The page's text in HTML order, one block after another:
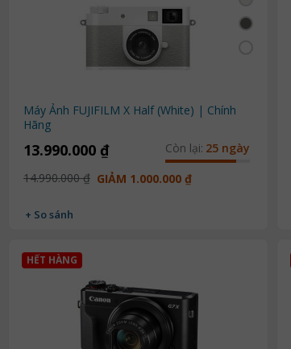
Máy Ảnh FUJIFILM X Half (White) | Chính
Hãng
13.990.000 ₫ Còn lại: 25 ngày
14.990.000 ₫ GIẢM 1.000.000 ₫
+ So sánh
HẾT HÀNG